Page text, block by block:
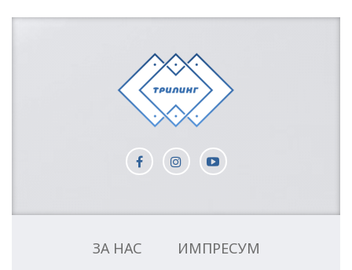
ЗА НАС
ИМПРЕСУМ